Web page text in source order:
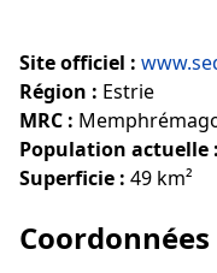
Site officiel :
Région : Estrie
MRC :
Population actuelle :
Superficie : 49 km²